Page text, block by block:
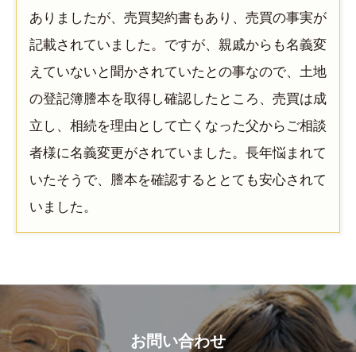
ありましたが、売買契約書もあり、売買の事実が
記載されていました。ですが、親戚からも名義変
えていないと聞かされていたとの事なので、土地
の登記簿謄本を取得し確認したところ、売買は成
立し、相続を理由として亡くなった父からご相談
者様に名義変更がされていました。長年悩まれて
いたそうで、謄本を確認するととても安心されて
いました。
お問い合わせ